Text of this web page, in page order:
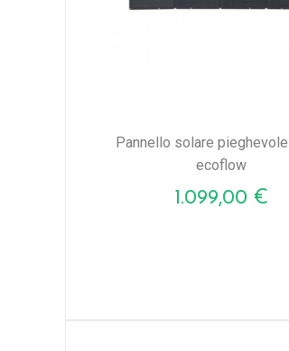
pannello solare pieghevole 400w
ecoflow
Prezzo
1.099,00 €